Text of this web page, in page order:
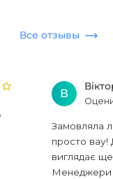
Все отзывы
В
Замовляла
просто вау!
виглядає
Менеджери